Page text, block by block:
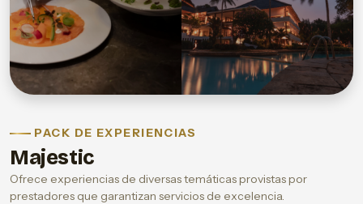
PACK DE EXPERIENCIAS
Majestic
Ofrece experiencias de diversas temáticas provistas por
prestadores que garantizan servicios de excelencia.